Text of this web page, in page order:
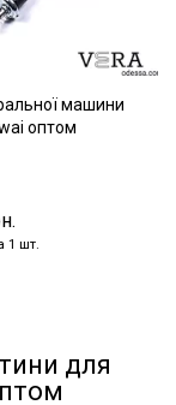
машини
оптом
1 шт.
для